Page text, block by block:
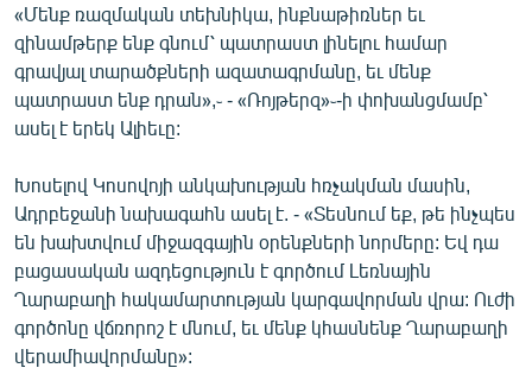
ԲԱՆԱՎԵՃ
ՁԳՏԵԼՈՎ ԼԱՎԱԳՈՒՅՆԻՆ
ՓՈԴՔԱՍԹ
English
Русский
ՀԵՏԵՎԵՔ ՄԵԶ
«Մենք ռազմական տեխնիկա, ինքնաթիռներ եւ
զինամթերք ենք գնում՝ պատրաստ լինելու համար
գրավյալ տարածքների ազատագրմանը, եւ մենք
պատրաստ ենք դրան»,֊ - «Ռոյթերզ»֊-ի փոխանցմամբ՝
ասել է երեկ Ալիեւը:
Խոսելով Կոսովոյի անկախության հռչակման մասին,
Ադրբեջանի նախագահն ասել է. - «Տեսնում եք, թե ինչպես
են խախտվում միջազգային օրենքների նորմերը: Եվ դա
բացասական ազդեցություն է գործում Լեռնային
Ղարաբաղի հակամարտության կարգավորման վրա: Ուժի
գործոնը վճռորոշ է մնում, եւ մենք կհասնենք Ղարաբաղի
վերամիավորմանը»: